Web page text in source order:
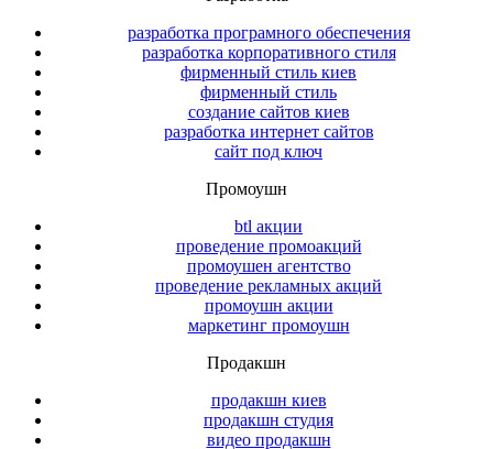
разработка програмного обеспечения
разработка корпоративного стиля
фирменный стиль киев
фирменный стиль
создание сайтов киев
разработка интернет сайтов
сайт под ключ
Промоушн
btl акции
проведение промоакций
промоушен агентство
проведение рекламных акций
промоушн акции
маркетинг промоушн
Продакшн
продакшн киев
продакшн студия
видео продакшн